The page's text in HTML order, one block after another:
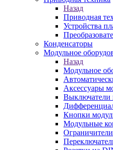
Назад
Приводная
Устройства
Конденсаторы
Модульное
Назад
Модульное
Аксессуары
Выключатели
Кнопки
Модульные